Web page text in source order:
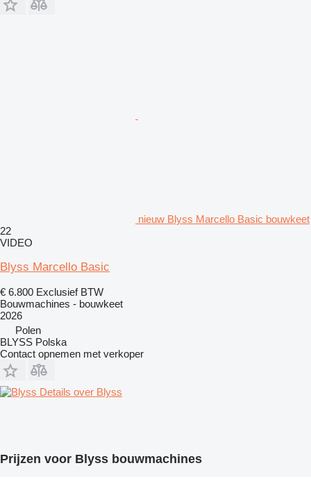
nieuw Blyss Marcello Basic bouwkeet
22
VIDEO
Blyss Marcello Basic
€ 6.800 Exclusief BTW
Bouwmachines - bouwkeet
2026
Polen
BLYSS Polska
Contact opnemen met verkoper
Details over Blyss
Prijzen voor Blyss bouwmachines